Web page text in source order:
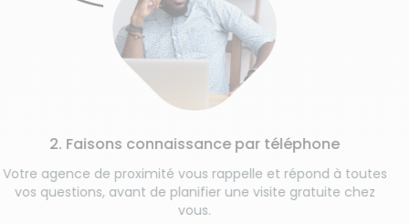
de proximité vous rappelle et répond à toutes
avant de planifier une visite gratuite chez
connaissance par téléphone